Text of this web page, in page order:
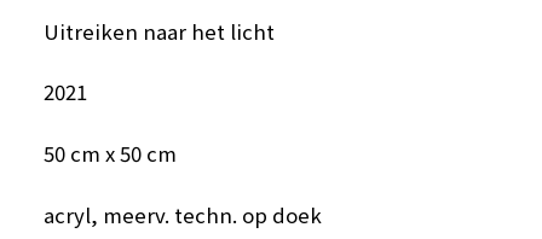
Uitreiken naar het licht
2021
50 cm x 50 cm
acryl, meerv. techn. op doek